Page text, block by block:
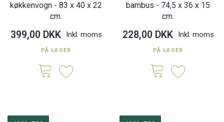
køkkenvogn - 83 x 40 x 22
cm.
399,00 DKK Inkl. moms
PÅ LAGER
bambus - 74,5 x 36 x 15
cm.
228,00 DKK Inkl. moms
PÅ LAGER